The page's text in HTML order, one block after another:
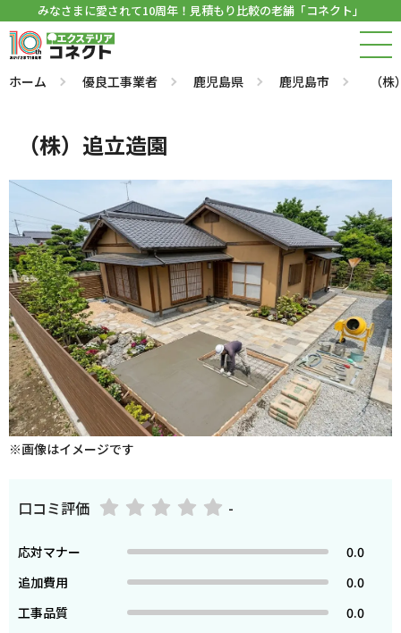
みなさまに愛されて10周年！見積もり比較の老舗「コネクト」
ホーム 優良工事業者 鹿児島県 鹿児島市 （
（株）追立造園
※画像はイメージです
口コミ評価 -
応対マナー
0.0
追加費用
0.0
工事品質
0.0